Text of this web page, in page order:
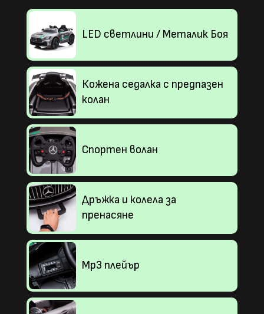
наем
LED светлини / Металик Боя
Кожена седалка с предпазен
колан
Спортен волан
Дръжка и колела за
пренасяне
Mp3 плейър